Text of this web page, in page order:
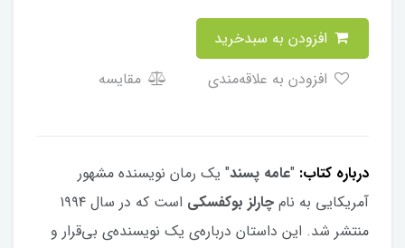
مقایسه
درباره کتاب: "عامه پسند" یک رمان نویسنده مشهور
آمریکایی به نام چارلز بوکفسکی
است که در سال ۱۹۹۴
منتشر شد. این داستان درباره‌ی یک نویسنده‌ی بی‌قرار و